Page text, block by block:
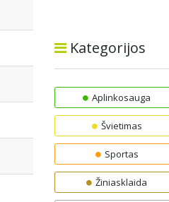
Kategorijos
Aplinkosauga
Švietimas
Sportas
Žiniasklaida